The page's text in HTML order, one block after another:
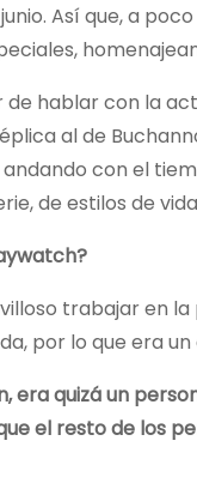
Así que, a
de hablar con la
al de
con el
de estilos de
trabajar en
por lo que era un
era quizá un
el resto de los